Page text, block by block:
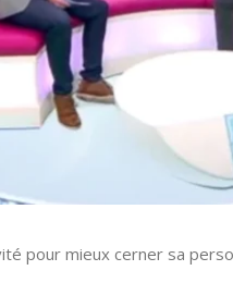
pour mieux cerner sa